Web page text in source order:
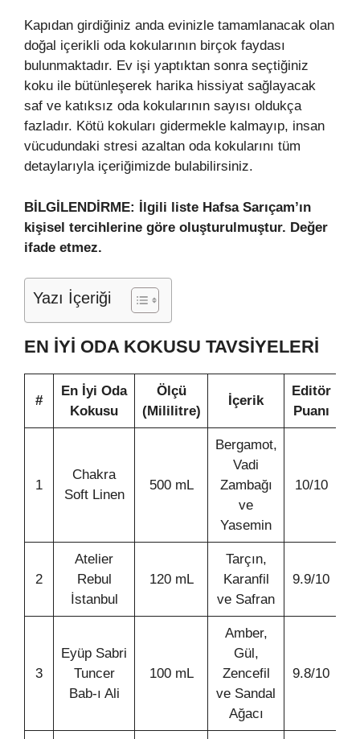
Kapıdan girdiğiniz anda evinizle tamamlanacak olan
doğal içerikli oda kokularının birçok faydası
bulunmaktadır. Ev işi yaptıktan sonra seçtiğiniz
koku ile bütünleşerek harika hissiyat sağlayacak
saf ve katıksız oda kokularının sayısı oldukça
fazladır. Kötü kokuları gidermekle kalmayıp, insan
vücudundaki stresi azaltan oda kokularını tüm
detaylarıyla içeriğimizde bulabilirsiniz.
BİLGİLENDİRME: İlgili liste Hafsa Sarıçam’ın
kişisel tercihlerine göre oluşturulmuştur. Değer
ifade etmez.
Yazı İçeriği
EN İYI ODA KOKUSU TAVSIYELERI
#
En İyi Oda
Kokusu
Ölçü
(Mililitre)
İçerik
Editör
Puanı
1
Chakra
Soft Linen
500 mL
Bergamot,
Vadi
Zambağı
ve
Yasemin
10/10
2
Atelier
Rebul
İstanbul
120 mL
Tarçın,
Karanfil
ve Safran
9.9/10
3
Eyüp Sabri
Tuncer
Bab-ı Ali
100 mL
Amber,
Gül,
Zencefil
ve Sandal
Ağacı
9.8/10